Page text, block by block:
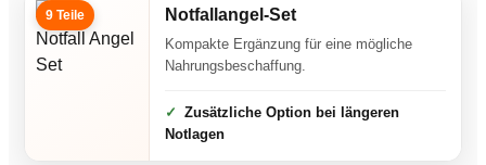
9 Teile Notfallangel-Set
Kompakte Ergänzung für eine mögliche
Nahrungsbeschaffung.
Zusätzliche Option bei längeren
Notlagen